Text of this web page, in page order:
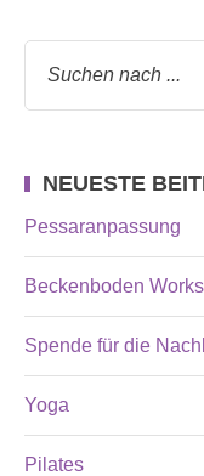
NEUESTE
Pessaranpassung
Beckenboden
Spende für die
Yoga
Pilates